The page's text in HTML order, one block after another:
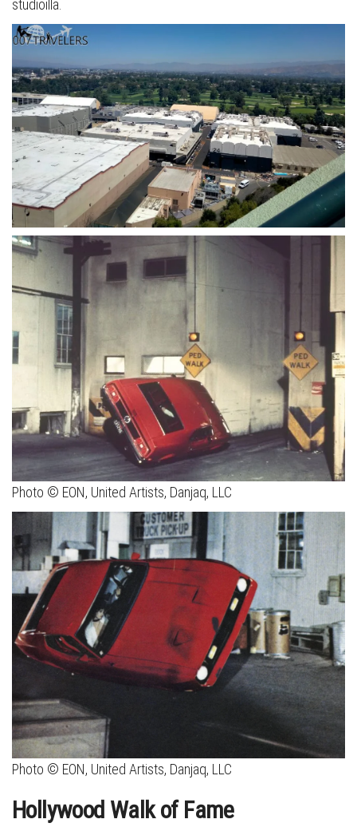
studioilla.
Photo © EON, United Artists, Danjaq, LLC
Photo © EON, United Artists, Danjaq, LLC
Hollywood Walk of Fame